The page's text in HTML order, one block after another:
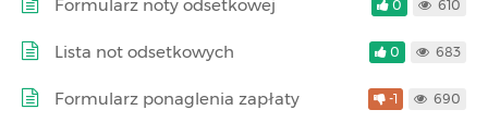
Formularz noty odsetkowej 0 610
Lista not odsetkowych 0 683
Formularz ponaglenia zapłaty -1 690